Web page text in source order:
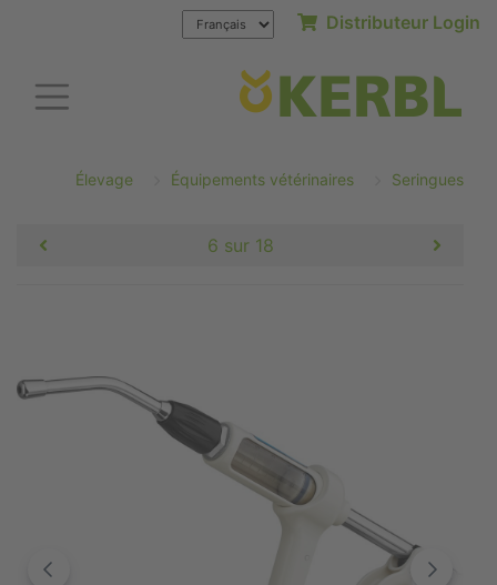
Distributeur Login
Élevage Équipements vétérinaires Seringues
6 sur 18